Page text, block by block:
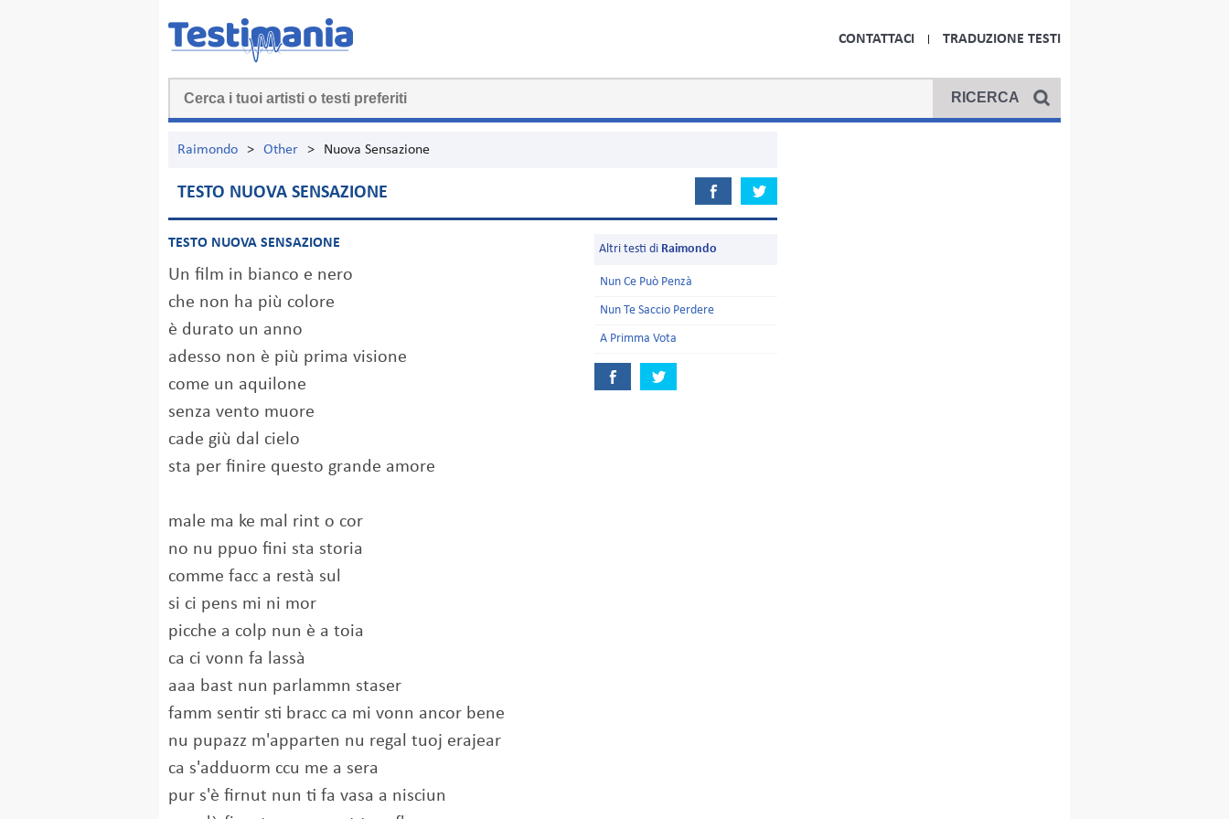
CONTATTACI TRADUZIONE TESTI
Raimondo > Other > Nuova Sensazione
TESTO NUOVA SENSAZIONE
TESTO NUOVA SENSAZIONE
Un film in bianco e nero
che non ha più colore
è durato un anno
adesso non è più prima visione
come un aquilone
senza vento muore
cade giù dal cielo
sta per finire questo grande amore
male ma ke mal rint o cor
no nu ppuo fini sta storia
comme facc a restà sul
si ci pens mi ni mor
picche a colp nun è a toia
ca ci vonn fa lassà
aaa bast nun parlammn staser
famm sentir sti bracc ca mi vonn ancor bene
nu pupazz m'apparten nu regal tuoj erajear
ca s'adduorm ccu me a sera
pur s'è firnut nun ti fa vasa a nisciun
Altri testi di Raimondo
Nun Ce Può Penzà
Nun Te Saccio Perdere
A Primma Vota